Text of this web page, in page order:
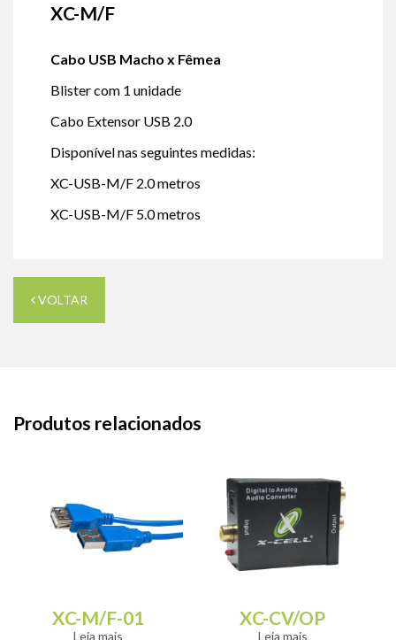
XC-M/F
Cabo USB Macho x Fêmea
Blister com 1 unidade
Cabo Extensor USB 2.0
Disponível nas seguintes medidas:
XC-USB-M/F 2.0 metros
XC-USB-M/F 5.0 metros
VOLTAR
Produtos relacionados
XC-M/F-01
Leia mais
XC-CV/OP
Leia mais